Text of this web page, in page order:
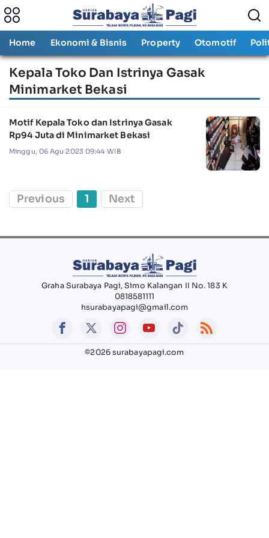
Home Ekonomi & Bisnis Property Otomotif
Kepala Toko Dan Istrinya Gasak
Minimarket Bekasi
Motif Kepala Toko dan Istrinya Gasak
Rp94 Juta di Minimarket Bekasi
Minggu, 06 Agu 2023 09:44 WIB
Previous 1 Next
Graha Surabaya Pagi, Simo Kalangan II No. 183 K
0818581111
hsurabayapagi@gmail.com
©2026 surabayapagi.com